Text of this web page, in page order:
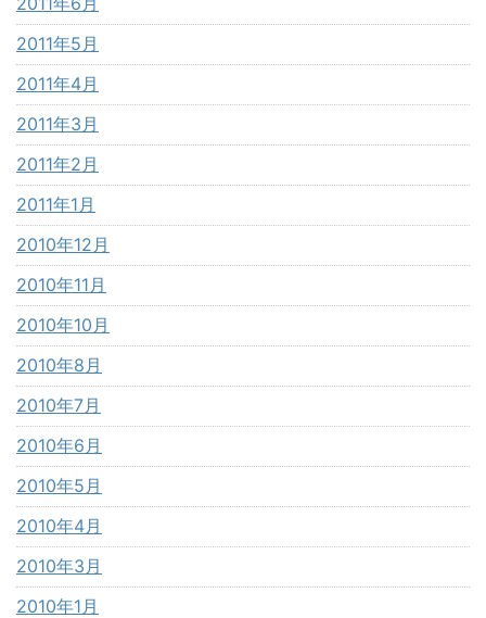
2011年5月
2011年4月
2011年3月
2011年2月
2011年1月
2010年12月
2010年11月
2010年10月
2010年8月
2010年7月
2010年6月
2010年5月
2010年4月
2010年3月
2010年1月